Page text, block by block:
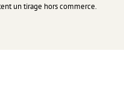
un tirage hors commerce.